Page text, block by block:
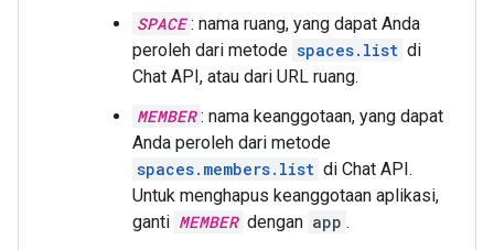
SPACE : nama ruang, yang dapat Anda
peroleh dari metode spaces.list di
Chat API, atau dari URL ruang.
MEMBER : nama keanggotaan, yang dapat
Anda peroleh dari metode
spaces.members.list di Chat API.
Untuk menghapus keanggotaan aplikasi,
ganti MEMBER dengan app .